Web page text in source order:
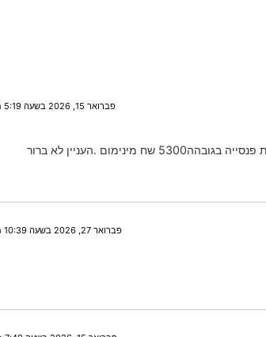
פברואר 15, 2026 בשעה 5:19 am
פברואר 27, 2026 בשעה 10:39 am